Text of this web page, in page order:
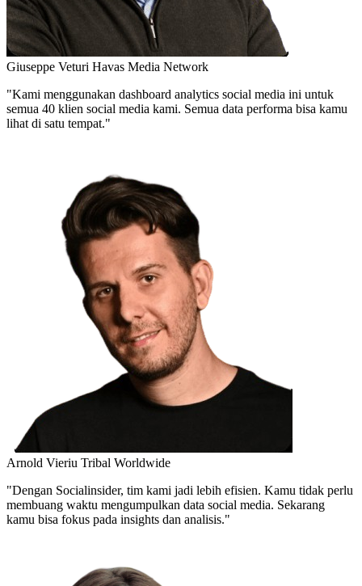
Giuseppe Veturi Havas Media Network
"Kami menggunakan dashboard analytics social media ini untuk
semua 40 klien social media kami. Semua data performa bisa kamu
lihat di satu tempat."
Arnold Vieriu Tribal Worldwide
"Dengan Socialinsider, tim kami jadi lebih efisien. Kamu tidak perlu
membuang waktu mengumpulkan data social media. Sekarang
kamu bisa fokus pada insights dan analisis."